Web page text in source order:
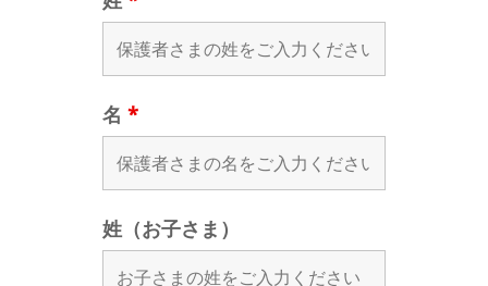
名 *
姓（お子さま）